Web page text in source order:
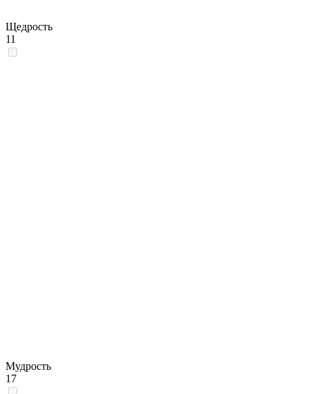
Щедрость
11
Мудрость
17